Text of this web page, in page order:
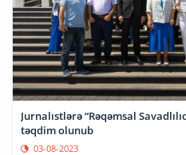
Jurnalıstlərə “Rəqəmsal
təqdim olunub
03-08-2023